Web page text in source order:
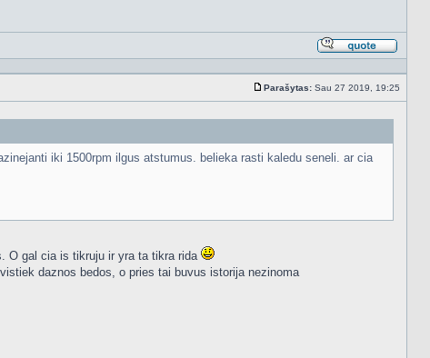
Atsakyti
Standartinė
Parašytas: Sau 27 2019, 19:25
iki 1500rpm ilgus atstumus. belieka rasti kaledu seneli. ar cia
O gal cia is tikruju ir yra ta tikra rida
daznos bedos, o pries tai buvus istorija nezinoma